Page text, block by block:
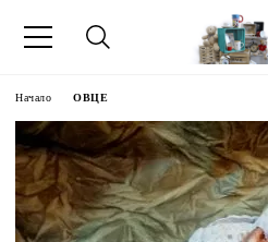
ЗА
Начало ОВЦЕ